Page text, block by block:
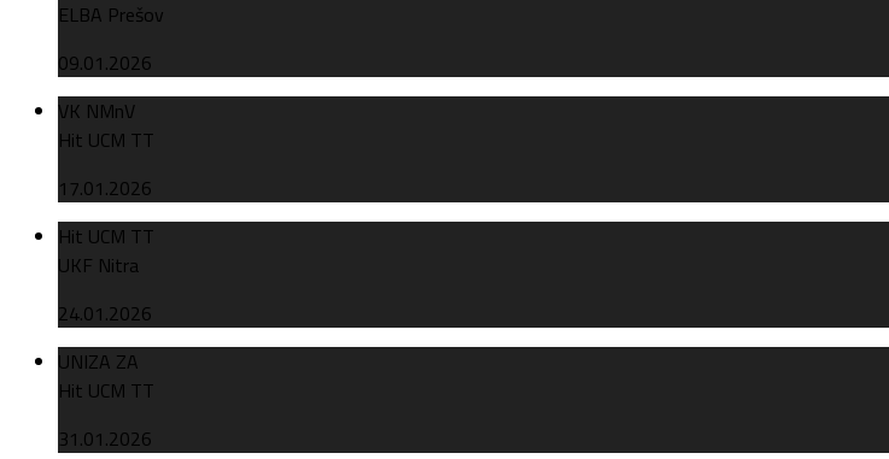
ELBA Prešov
09.01.2026
VK NMnV
Hit UCM TT
17.01.2026
Hit UCM TT
UKF Nitra
24.01.2026
UNIZA ZA
Hit UCM TT
31.01.2026